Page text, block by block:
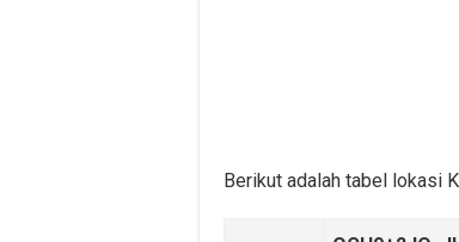
Berikut adalah tabel lokasi